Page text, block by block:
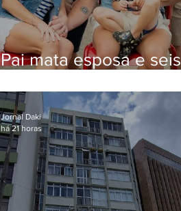
Pai mata esposa e seis
funeral
Jornal Daki
há 21 horas